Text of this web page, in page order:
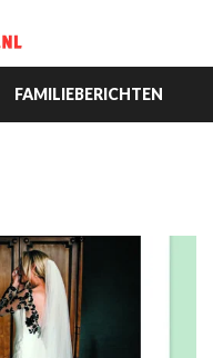
FAMILIEBERICHTEN